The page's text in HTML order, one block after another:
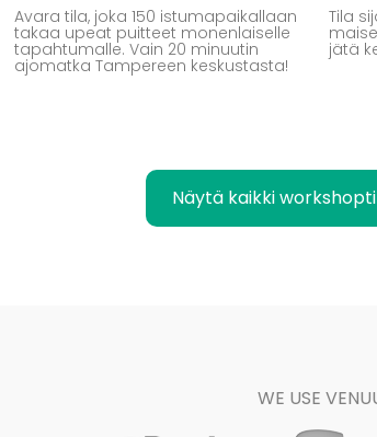
Avara tila, joka 150 istumapaikallaan
takaa upeat puitteet monenlaiselle
tapahtumalle. Vain 20 minuutin
ajomatka Tampereen keskustasta!
Tila
jätä
Näytä kaikki
WE USE